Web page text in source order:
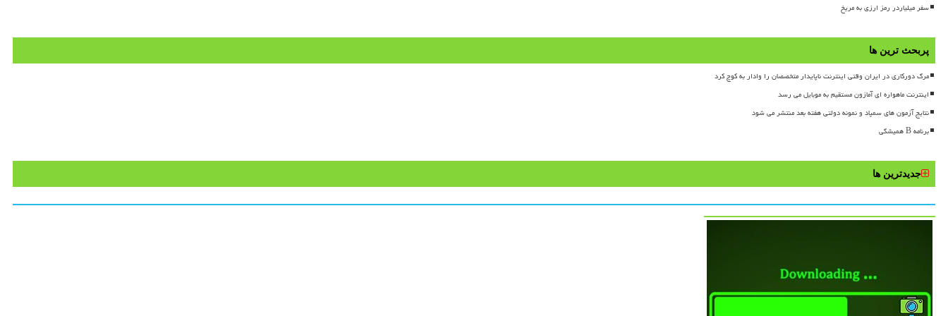
سفر میلیاردر رمز ارزی به مریخ
پربحث ترین ها
مرگ دورکاری در ایران وقتی اینترنت ناپایدار متخصصان را وادار به کوچ کرد
اینترنت ماهواره ای آمازون مستقیم به موبایل می رسد
نتایج آزمون های سمپاد و نمونه دولتی هفته بعد منتشر می شود
برنامه B همیشگی
جدیدترین ها